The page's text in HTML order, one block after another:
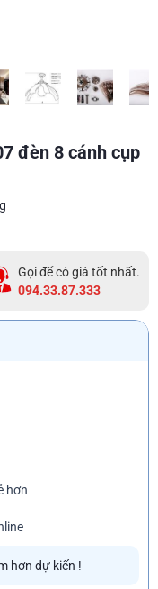
đèn 8 cánh cụp
Gọi để có giá tốt nhất.
094.33.87.333
hơn
hơn dự kiến !